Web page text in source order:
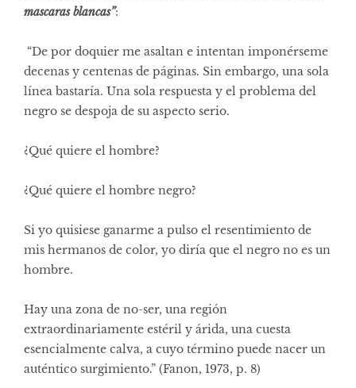
mascaras blancas”:
“De por doquier me asaltan e intentan imponérseme
decenas y centenas de páginas. Sin embargo, una sola
línea bastaría. Una sola respuesta y el problema del
negro se despoja de su aspecto serio.
¿Qué quiere el hombre?
¿Qué quiere el hombre negro?
Si yo quisiese ganarme a pulso el resentimiento de
mis hermanos de color, yo diría que el negro no es un
hombre.
Hay una zona de no-ser, una región
extraordinariamente estéril y árida, una cuesta
esencialmente calva, a cuyo término puede nacer un
auténtico surgimiento.” (Fanon, 1973, p. 8)